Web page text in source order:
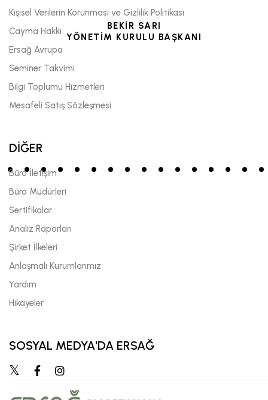
BEKİR SARI
YÖNETİM KURULU BAŞKANI
Kişisel Verilerin Korunması ve Gizlilik Politikası
Cayma Hakkı
Ersağ Avrupa
Seminer Takvimi
Bilgi Toplumu Hizmetleri
Mesafeli Satış Sözleşmesi
DİĞER
Büro İletişim
Büro Müdürleri
Sertifikalar
Analiz Raporları
Şirket İlkeleri
Anlaşmalı Kurumlarımız
Yardım
Hikayeler
SOSYAL MEDYA'DA ERSAĞ